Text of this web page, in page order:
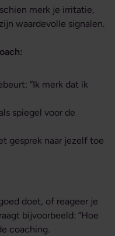
merk je irritatie,
waardevolle signalen.
“Ik merk dat ik
spiegel voor de
gesprek naar jezelf toe
doet, of reageer je
bijvoorbeeld: “Hoe
coaching.